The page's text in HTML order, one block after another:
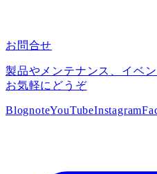
お問合せ
製品やメンテナンス、イベ
お気軽にどうぞ
BlognoteYouTubeInstagram